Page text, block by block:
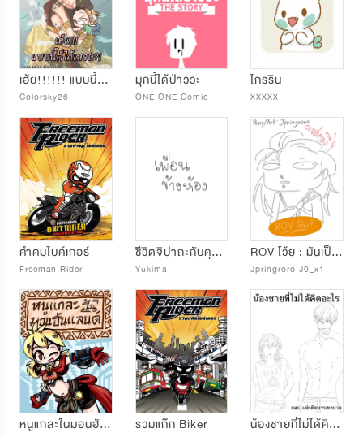
เฮ้ย!!!!!! แบบนี้ก็ได้เหรอ?!
Colorsky26
มุกนี้ได้ป่าววะ
ONE ONE Comic
ไกรริน
XXXXX
คำคมไบค์เกอร์
Freeman Rider
ชิีวิตจิปาถะกับคุณเอฟ
Yukima
ROV โว้ย : มันเป็นมุขหรอวะ?
Jpringroro J0_x1
หนูแกละในมอนฮันแลนด์ (Monster hunter parody) รวมแก๊ก Biker น้องชายที่ไม่ได้คิดอะไร